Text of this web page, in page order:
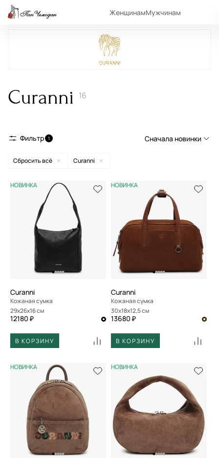
ЖенщинамМужчинам
Curanni 16
Фильтр 1 Сначала новинки
Сначала популярные
По возрастанию цены
По убыванию цены
По размеру скидки
По скорости доставки
Сбросить всё Curanni
НОВИНКА
Curanni
Кожаная сумка
29x26x16 см
12180 ₽
В КОРЗИНУ
НОВИНКА
Curanni
Кожаная сумка
30x18x12,5 см
13680 ₽
В КОРЗИНУ
НОВИНКА НОВИНКА